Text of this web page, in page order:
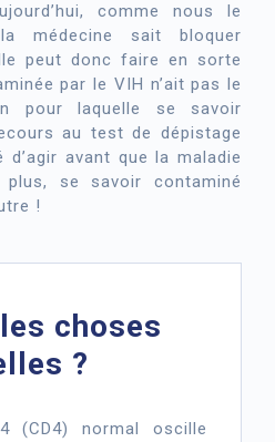
comme nous le
médecine sait bloquer
peut donc faire en sorte
par le VIH n’ait pas le
pour laquelle se savoir
au test de dépistage
avant que la maladie
se savoir contaminé
!
choses
?
(CD4) normal oscille